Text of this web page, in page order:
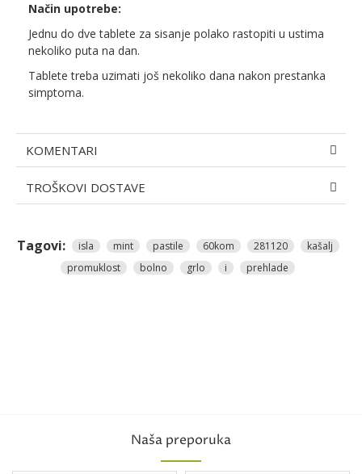
Način upotrebe:
Jednu do dve tablete za sisanje polako rastopiti u ustima
nekoliko puta na dan.
Tablete treba uzimati još nekoliko dana nakon prestanka
simptoma.
KOMENTARI
TROŠKOVI DOSTAVE
Tagovi: isla mint pastile 60kom 281120
kašalj
promuklost
bolno grlo i prehlade
Naša preporuka